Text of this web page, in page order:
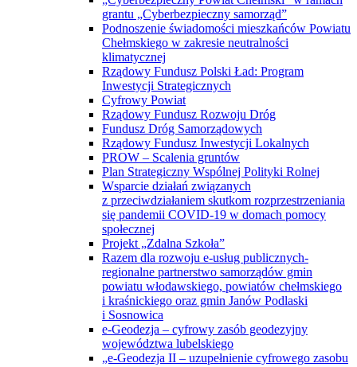
grantu „Cyberbezpieczny samorząd”
Podnoszenie świadomości mieszkańców Powiatu
Chełmskiego w zakresie neutralności
klimatycznej
Rządowy Fundusz Polski Ład: Program
Inwestycji Strategicznych
Cyfrowy Powiat
Rządowy Fundusz Rozwoju Dróg
Fundusz Dróg Samorządowych
Rządowy Fundusz Inwestycji Lokalnych
PROW – Scalenia gruntów
Plan Strategiczny Wspólnej Polityki Rolnej
Wsparcie działań związanych
z przeciwdziałaniem skutkom rozprzestrzeniania
się pandemii COVID-19 w domach pomocy
społecznej
Projekt „Zdalna Szkoła”
Razem dla rozwoju e-usług publicznych-
regionalne partnerstwo samorządów gmin
powiatu włodawskiego, powiatów chełmskiego
i kraśnickiego oraz gmin Janów Podlaski
i Sosnowica
e-Geodezja – cyfrowy zasób geodezyjny
województwa lubelskiego
„e-Geodezja II – uzupełnienie cyfrowego zasobu